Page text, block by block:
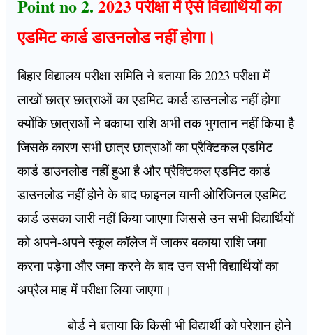
Point no 2. 2023 परीक्षा में ऐसे विद्यार्थियों का
एडमिट कार्ड डाउनलोड नहीं होगा।
बिहार विद्यालय परीक्षा समिति ने बताया कि 2023 परीक्षा में
लाखों छात्र छात्राओं का एडमिट कार्ड डाउनलोड नहीं होगा
क्योंकि छात्राओं ने बकाया राशि अभी तक भुगतान नहीं किया है
जिसके कारण सभी छात्र छात्राओं का प्रैक्टिकल एडमिट
कार्ड डाउनलोड नहीं हुआ है और प्रैक्टिकल एडमिट कार्ड
डाउनलोड नहीं होने के बाद फाइनल यानी ओरिजिनल एडमिट
कार्ड उसका जारी नहीं किया जाएगा जिससे उन सभी विद्यार्थियों
को अपने-अपने स्कूल कॉलेज में जाकर बकाया राशि जमा
करना पड़ेगा और जमा करने के बाद उन सभी विद्यार्थियों का
अप्रैल माह में परीक्षा लिया जाएगा।
बोर्ड ने बताया कि किसी भी विद्यार्थी को परेशान होने